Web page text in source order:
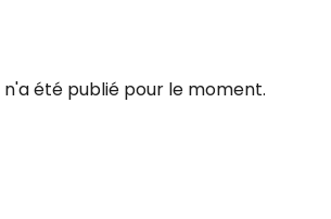
n'a été publié pour le moment.